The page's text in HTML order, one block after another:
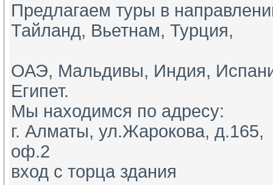
Предлагаем туры в
Тайланд, Вьетнам, Турция,
ОАЭ, Мальдивы, Индия,
Египет.
Мы находимся по адресу:
г. Алматы, ул.Жарокова, д.165,
оф.2
вход с торца здания